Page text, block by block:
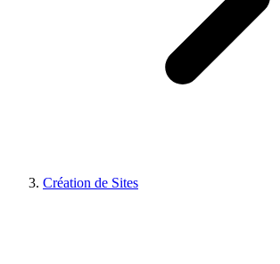
Création de Sites